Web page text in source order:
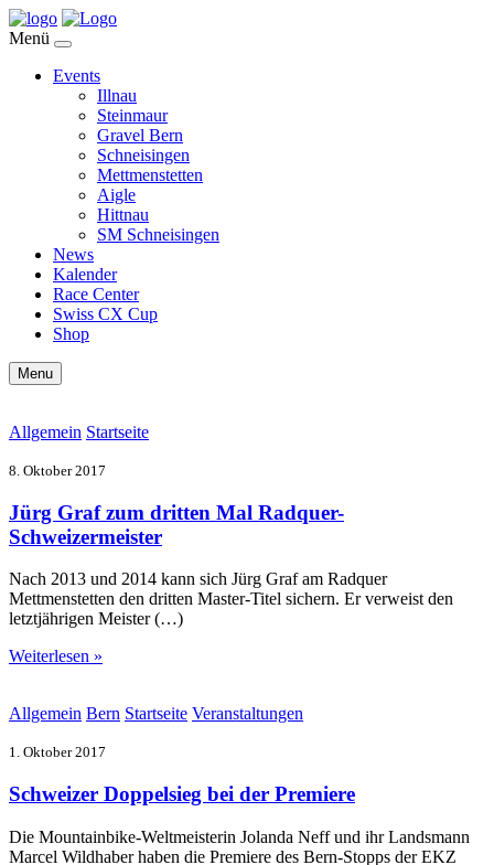
Menü
Events
Illnau
Steinmaur
Gravel Bern
Schneisingen
Mettmenstetten
Aigle
Hittnau
SM Schneisingen
News
Kalender
Race Center
Swiss CX Cup
Shop
Menu
Allgemein Startseite
8. Oktober 2017
Jürg Graf zum dritten Mal Radquer-
Schweizermeister
Nach 2013 und 2014 kann sich Jürg Graf am Radquer
Mettmenstetten den dritten Master-Titel sichern. Er verweist den
letztjährigen Meister (…)
Weiterlesen »
Allgemein Bern Startseite Veranstaltungen
1. Oktober 2017
Schweizer Doppelsieg bei der Premiere
Die Mountainbike-Weltmeisterin Jolanda Neff und ihr Landsmann
Marcel Wildhaber haben die Premiere des Bern-Stopps der EKZ